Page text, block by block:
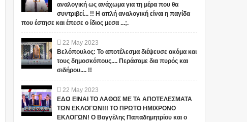
αναλογική ως ανάχωμα για τη μέρα που θα
συντριβεί... !! Η απλή αναλογική είναι η παγίδα
που έστησε και έπεσε ο ίδιος μεσα ...;.
22 May 2023
Βελόπουλος: Το αποτέλεσμα διέψευσε ακόμα και
τους δημοσκόπους.... Περάσαμε δια πυρός και
σιδήρου.... !!
22 May 2023
ΕΔΩ ΕΙΝΑΙ ΤΟ ΛΑΘΟΣ ΜΕ ΤΑ ΑΠΟΤΕΛΕΣΜΑΤΑ
ΤΩΝ ΕΚΛΟΓΩΝ!!! ΤΟ ΠΡΩΤΟ ΗΜΙΧΡΟΝΟ
ΕΚΛΟΓΩΝ! Ο Βαγγέλης Παπαδημητρίου και ο